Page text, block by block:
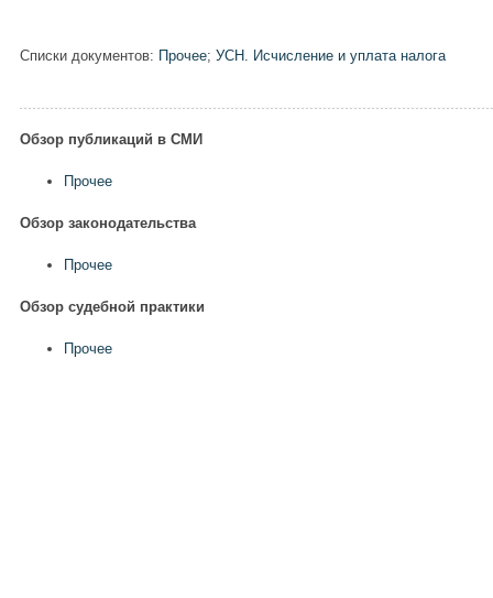
Списки документов: Прочее; УСН. Исчисление и уплата налога
Обзор публикаций в СМИ
Прочее
Обзор законодательства
Прочее
Обзор судебной практики
Прочее